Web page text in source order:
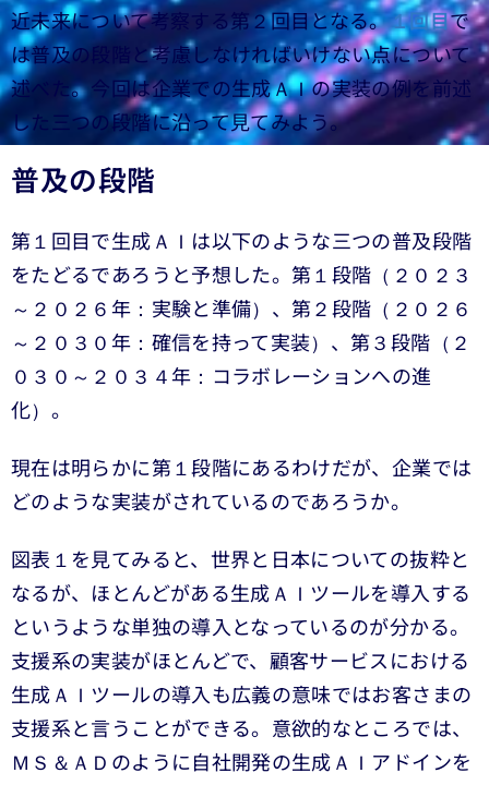
近未来について考察する第２回目となる。１回目で
は普及の段階と考慮しなければいけない点について
述べた。今回は企業での生成ＡＩの実装の例を前述
した三つの段階に沿って見てみよう。
普及の段階
第１回目で生成ＡＩは以下のような三つの普及段階
をたどるであろうと予想した。第１段階（２０２３
～２０２６年：実験と準備）、第２段階（２０２６
～２０３０年：確信を持って実装）、第３段階（２
０３０～２０３４年：コラボレーションへの進
化）。
現在は明らかに第１段階にあるわけだが、企業では
どのような実装がされているのであろうか。
図表１を見てみると、世界と日本についての抜粋と
なるが、ほとんどがある生成ＡＩツールを導入する
というような単独の導入となっているのが分かる。
支援系の実装がほとんどで、顧客サービスにおける
生成ＡＩツールの導入も広義の意味ではお客さまの
支援系と言うことができる。意欲的なところでは、
ＭＳ＆ＡＤのように自社開発の生成ＡＩアドインを